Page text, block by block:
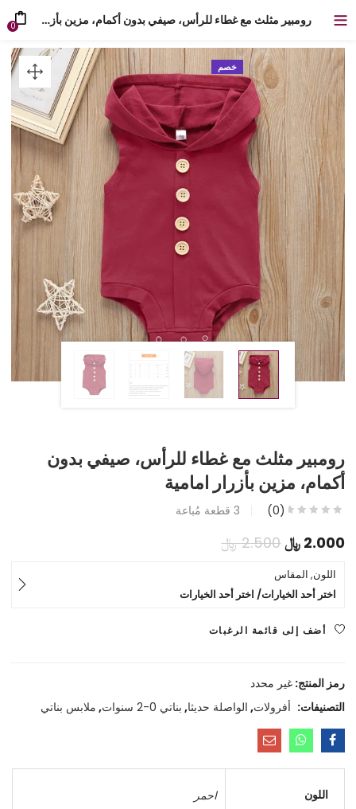
رومبير مثلث مع غطاء للرأس، صيفي بدون أكمام، مزين بأزرار امامية 0
خصم
رومبير مثلث مع غطاء للرأس، صيفي بدون
أكمام، مزين بأزرار امامية
(0)
3 قطعة مُباعة
2.000 ﷼السعر
الحالي
هو:
2.000 ﷼.
2.500 ﷼السعر
هو:
2.500 ﷼.
اللون, المقاس
اختر أحد الخيارات/ اختر أحد الخيارات
أضف إلى قائمة الرغبات
رمز المنتج:غير محدد
التصنيفات: أفرولات, الواصلة حديثا, بناتي 0-2 سنوات , ملابس بناتي
اللون احمر